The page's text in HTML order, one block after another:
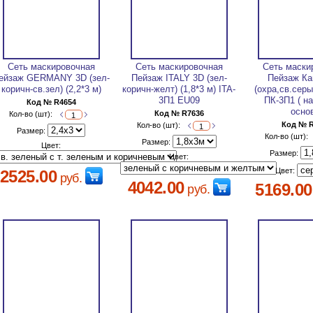
Сеть маскировочная
GERMANY 3D (зел-
коричн-св.зел) (2,2*3 м)
Код № R4654
Кол-во (шт):
Размер:
Цвет:
2525.00руб.
Сеть маскировочная
Пейзаж ITALY 3D (зел-
коричн-желт) (1,8*3 м) ITA-
3П1 EU09
Код № R7636
Кол-во (шт):
Размер:
Цвет:
4042.00руб.
Сеть
Пейзаж
ПК-3П1 (
Код №
Кол-во (шт):
Размер:
Цвет:
5169.00